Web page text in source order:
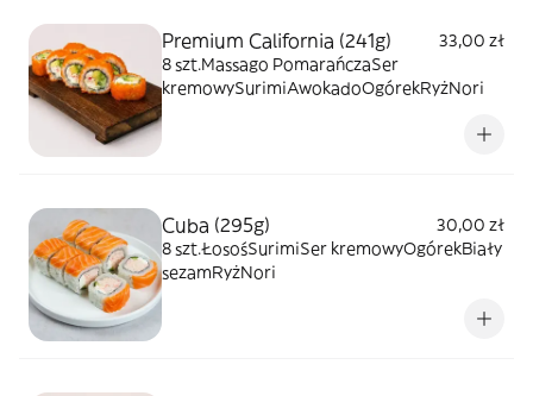
Premium California (241g)
33,00 zł
8 szt.Massago PomarańczaSer
kremowySurimiAwokadoOgórekRyżNori
Cuba (295g)
30,00 zł
8 szt.ŁosośSurimiSer kremowyOgórekBiały
sezamRyżNori